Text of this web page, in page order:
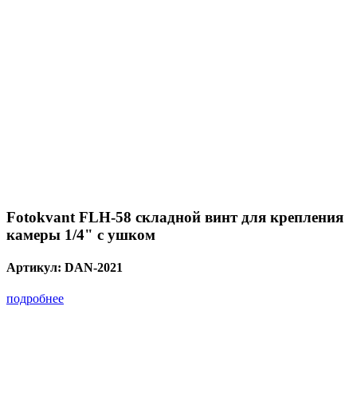
Fotokvant FLH-58 складной винт для крепления
камеры 1/4" с ушком
Артикул: DAN-2021
подробнее